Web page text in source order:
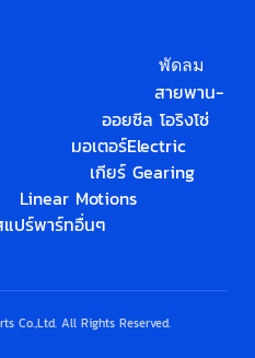
พัดลม
สายพาน-
ออยซีล โอริงโซ่
มอเตอร์Electric
เกียร์ Gearing
Linear Motions
ปร์พาร์ทอื่นๆ
Co.,Ltd. All Rights Reserved.